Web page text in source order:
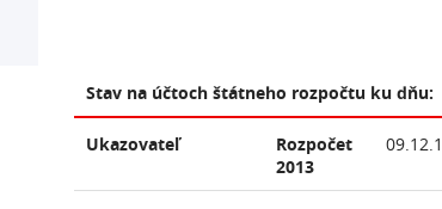
Stav na účtoch štátneho rozpočtu ku dňu:
Ukazovateľ
Rozpočet
2013